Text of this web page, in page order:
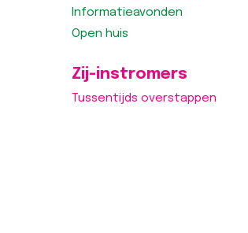
Informatieavonden
Open huis
Zij-instromers
Tussentijds overstappen